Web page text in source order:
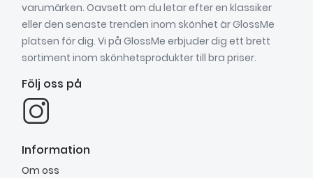
varumärken. Oavsett om du letar efter en klassiker
eller den senaste trenden inom skönhet är GlossMe
platsen för dig. Vi på GlossMe erbjuder dig ett brett
sortiment inom skönhetsprodukter till bra priser.
Följ oss på
Information
Om oss